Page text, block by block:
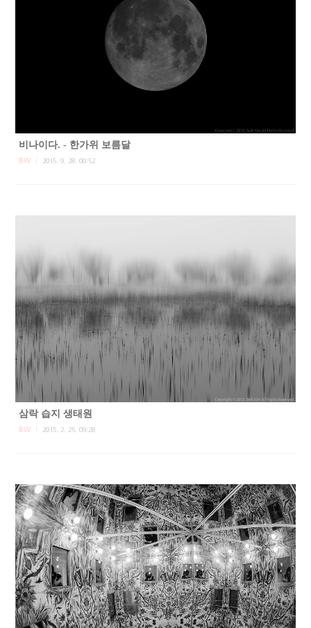
비나이다. - 한가위 보름달
BW 2015. 9. 28. 00:52
삼락 습지 생태원
BW 2015. 2. 25. 09:28